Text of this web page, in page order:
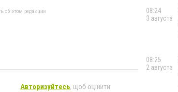
об этом редакции
Авторизуйтесь, щоб оцінити
08:24
3 августа
08:25
2 августа